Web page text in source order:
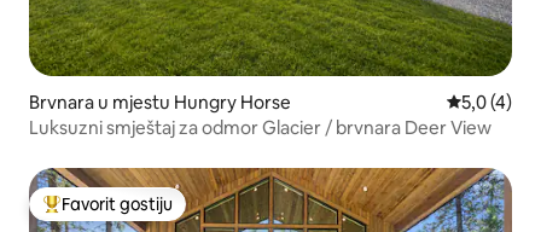
Brvnara u mjestu Hungry Horse prosječna
5,0 (4)
Luksuzni smještaj za odmor Glacier / brvnara Deer View
Glavni favorit gostiju
Favorit gostiju